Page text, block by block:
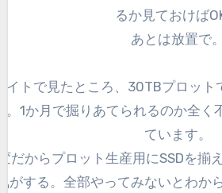
るか見ておけば
あとは放置で。
イトで見たところ、30TBプロッ
。1か月で掘りあてられるのか全
ています。
だからプロット生産用にSSDを揃
がする。全部やってみないとわか